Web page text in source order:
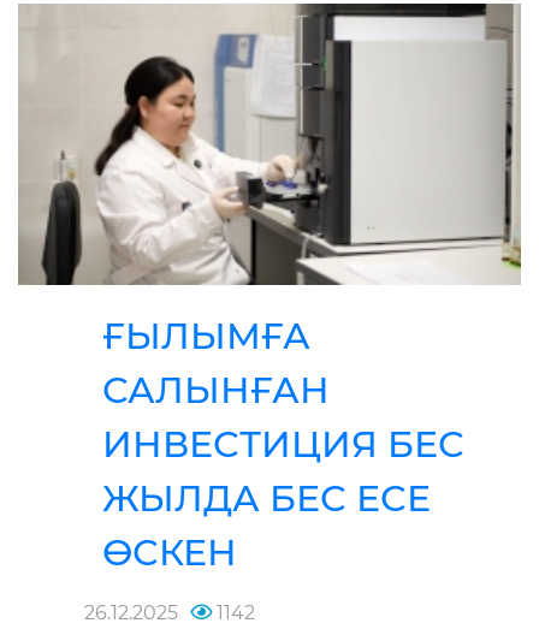
ҒЫЛЫМҒА
САЛЫНҒАН
ИНВЕСТИЦИЯ БЕС
ЖЫЛДА БЕС ЕСЕ
ӨСКЕН
26.12.2025 1142